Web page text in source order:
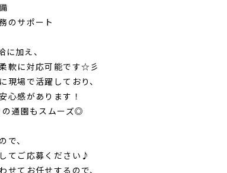
のサポート
加え、
軟に対応可能です☆彡
現場で活躍しており、
心感があります！
の通園もスムーズ◎
で、
てご応募ください♪
せてお任せするので、